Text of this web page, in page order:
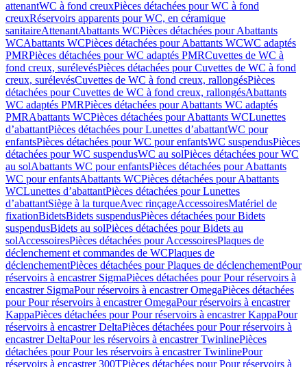
attenantWC à fond creuxPièces détachées pour WC à fond
creuxRéservoirs apparents pour WC, en céramique
sanitaireAttenantAbattants WCPièces détachées pour Abattants
WCAbattants WCPièces détachées pour Abattants WCWC adaptés
PMRPièces détachées pour WC adaptés PMRCuvettes de WC à
fond creux, surélevésPièces détachées pour Cuvettes de WC à fond
creux, surélevésCuvettes de WC à fond creux, rallongésPièces
détachées pour Cuvettes de WC à fond creux, rallongésAbattants
WC adaptés PMRPièces détachées pour Abattants WC adaptés
PMRAbattants WCPièces détachées pour Abattants WCLunettes
d’abattantPièces détachées pour Lunettes d’abattantWC pour
enfantsPièces détachées pour WC pour enfantsWC suspendusPièces
détachées pour WC suspendusWC au solPièces détachées pour WC
au solAbattants WC pour enfantsPièces détachées pour Abattants
WC pour enfantsAbattants WCPièces détachées pour Abattants
WCLunettes d’abattantPièces détachées pour Lunettes
d’abattantSiège à la turqueAvec rinçageAccessoiresMatériel de
fixationBidetsBidets suspendusPièces détachées pour Bidets
suspendusBidets au solPièces détachées pour Bidets au
solAccessoiresPièces détachées pour AccessoiresPlaques de
déclenchement et commandes de WCPlaques de
déclenchementPièces détachées pour Plaques de déclenchementPour
réservoirs à encastrer SigmaPièces détachées pour Pour réservoirs à
encastrer SigmaPour réservoirs à encastrer OmegaPièces détachées
pour Pour réservoirs à encastrer OmegaPour réservoirs à encastrer
KappaPièces détachées pour Pour réservoirs à encastrer KappaPour
réservoirs à encastrer DeltaPièces détachées pour Pour réservoirs à
encastrer DeltaPour les réservoirs à encastrer TwinlinePièces
détachées pour Pour les réservoirs à encastrer TwinlinePour
réservoirs à encastrer 300TPièces détachées pour Pour réservoirs à